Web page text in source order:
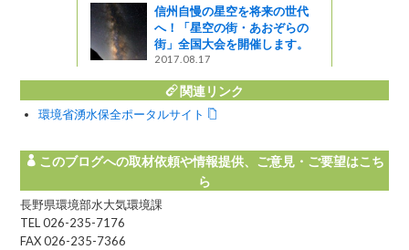
信州自慢の星空を将来の世代
へ！「星空の街・あおぞらの
街」全国大会を開催します。
2017.08.17
関連リンク
環境省湧水保全ポータルサイト
このブログへの取材依頼や情報提供、ご意見・ご要望はこち
ら
長野県環境部水大気環境課
TEL 026-235-7176
FAX 026-235-7366